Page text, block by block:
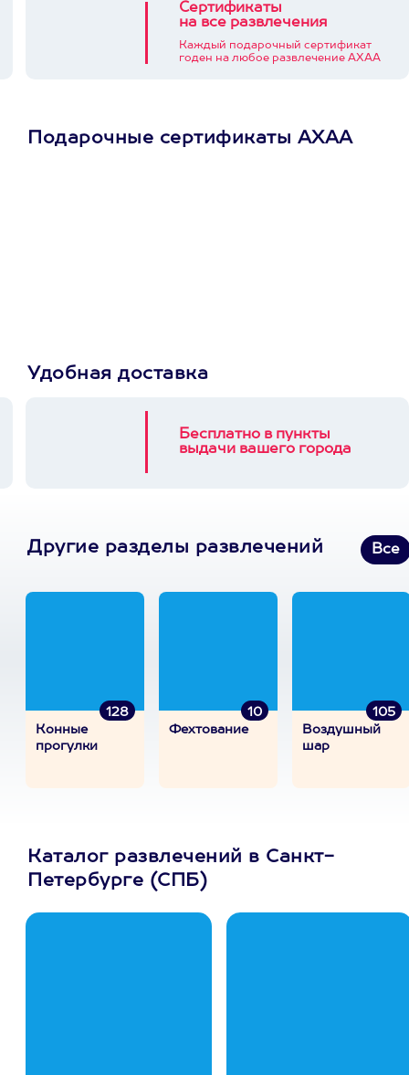
Сертификаты
на все развлечения
Каждый подарочный сертификат
годен на любое развлечение АХАА
Подарочные сертификаты АХАА
Удобная доставка
Бесплатно в пункты
выдачи вашего города
Другие разделы развлечений Все
128
Конные
прогулки
10
Фехтование
105
Воздушный
шар
Каталог развлечений в Санкт-
Петербурге (СПБ)